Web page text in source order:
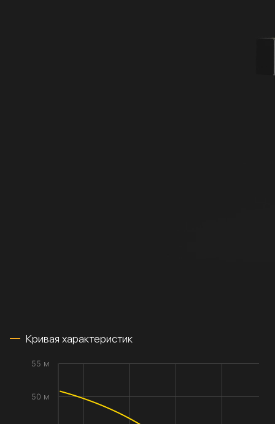
Кривая характеристик
50 м
55 м